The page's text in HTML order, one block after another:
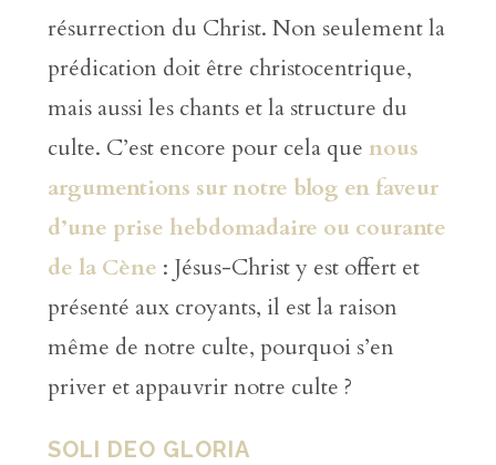
résurrection du Christ. Non seulement la
prédication doit être christocentrique,
mais aussi les chants et la structure du
culte. C’est encore pour cela que nous
argumentions sur notre blog en faveur
d’une prise hebdomadaire ou courante
de la Cène : Jésus-Christ y est offert et
présenté aux croyants, il est la raison
même de notre culte, pourquoi s’en
priver et appauvrir notre culte ?
SOLI DEO GLORIA